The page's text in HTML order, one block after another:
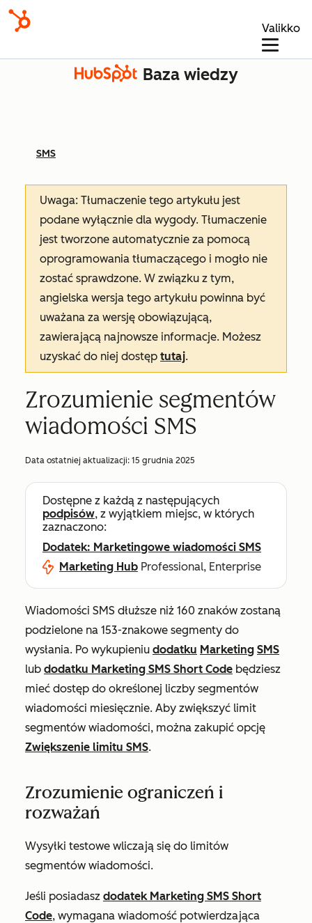
Valikko
Baza wiedzy
SMS
Uwaga: Tłumaczenie tego artykułu jest
podane wyłącznie dla wygody. Tłumaczenie
jest tworzone automatycznie za pomocą
oprogramowania tłumaczącego i mogło nie
zostać sprawdzone. W związku z tym,
angielska wersja tego artykułu powinna być
uważana za wersję obowiązującą,
zawierającą najnowsze informacje. Możesz
uzyskać do niej dostęp tutaj.
Zrozumienie segmentów
wiadomości SMS
Data ostatniej aktualizacji: 15 grudnia 2025
Dostępne z każdą z następujących
podpisów, z wyjątkiem miejsc, w których
zaznaczono:
Dodatek: Marketingowe wiadomości SMS
Marketing Hub Professional, Enterprise
Wiadomości SMS dłuższe niż 160 znaków zostaną
podzielone na 153-znakowe segmenty do
wysłania. Po wykupieniu dodatku Marketing SMS
lub dodatku Marketing SMS Short Code będziesz
mieć dostęp do określonej liczby segmentów
wiadomości miesięcznie. Aby zwiększyć limit
segmentów wiadomości, można zakupić opcję
Zwiększenie limitu SMS.
Zrozumienie ograniczeń i
rozważań
Wysyłki testowe wliczają się do limitów
segmentów wiadomości.
Jeśli posiadasz dodatek Marketing SMS Short
Code, wymagana wiadomość potwierdzająca